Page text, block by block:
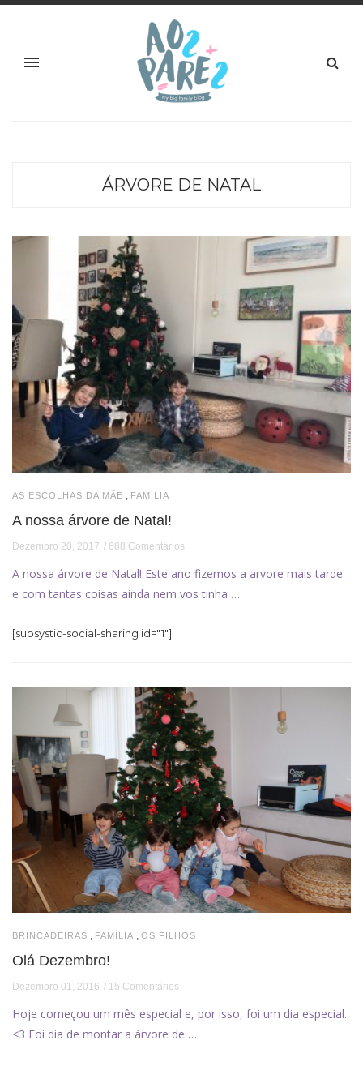
ÁRVORE DE NATAL
AS ESCOLHAS DA MÃE FAMÍLIA
A nossa árvore de Natal!
Dezembro 20, 2017 688 Comentários
A nossa árvore de Natal! Este ano fizemos a arvore mais tarde
e com tantas coisas ainda nem vos tinha …
[supsystic-social-sharing id="1"]
BRINCADEIRAS , FAMÍLIA , OS FILHOS
Olá Dezembro!
Dezembro 01, 2016 15 Comentários
Hoje começou um mês especial e, por isso, foi um dia especial.
<3 Foi dia de montar a árvore de …